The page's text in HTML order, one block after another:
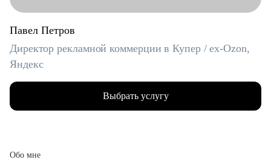
Павел Петров
Директор рекламной коммерции в Купер / ex-Ozon,
Яндекс
Выбрать услугу
Обо мне